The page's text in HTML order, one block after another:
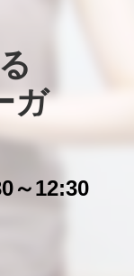
ガ
～12:30